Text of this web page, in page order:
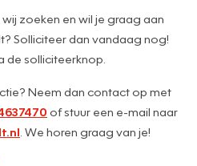
zoeken en wil je graag aan
Solliciteer dan vandaag nog!
de solliciteerknop.
Neem dan contact op met
of stuur een e-mail naar
. We horen graag van je!